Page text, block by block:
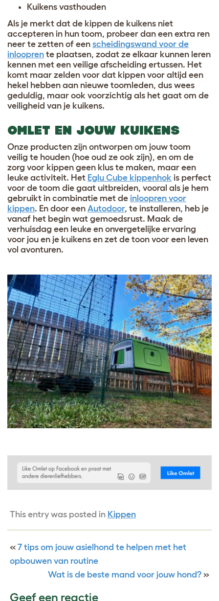
Kuikens vasthouden
Als je merkt dat de kippen de kuikens niet
accepteren in hun toom, probeer dan een extra ren
neer te zetten of een scheidingswand voor de
inloopren te plaatsen, zodat ze elkaar kunnen leren
kennen met een veilige afscheiding ertussen. Het
komt maar zelden voor dat kippen voor altijd een
hekel hebben aan nieuwe toomleden, dus wees
geduldig, maar ook voorzichtig als het gaat om de
veiligheid van je kuikens.
OMLET EN JOUW KUIKENS
Onze producten zijn ontworpen om jouw toom
veilig te houden (hoe oud ze ook zijn), en om de
zorg voor kippen geen klus te maken, maar een
leuke activiteit. Het Eglu Cube kippenhok is perfect
voor de toom die gaat uitbreiden, vooral als je hem
gebruikt in combinatie met de inloopren voor
kippen. En door een Autodoor, te installeren, heb je
vanaf het begin wat gemoedsrust. Maak de
verhuisdag een leuke en onvergetelijke ervaring
voor jou en je kuikens en zet de toon voor een leven
vol avonturen.
This entry was posted in Kippen
« 7 tips om jouw asielhond te helpen met het
opbouwen van routine
Wat is de beste mand voor jouw hond? »
Geef een reactie